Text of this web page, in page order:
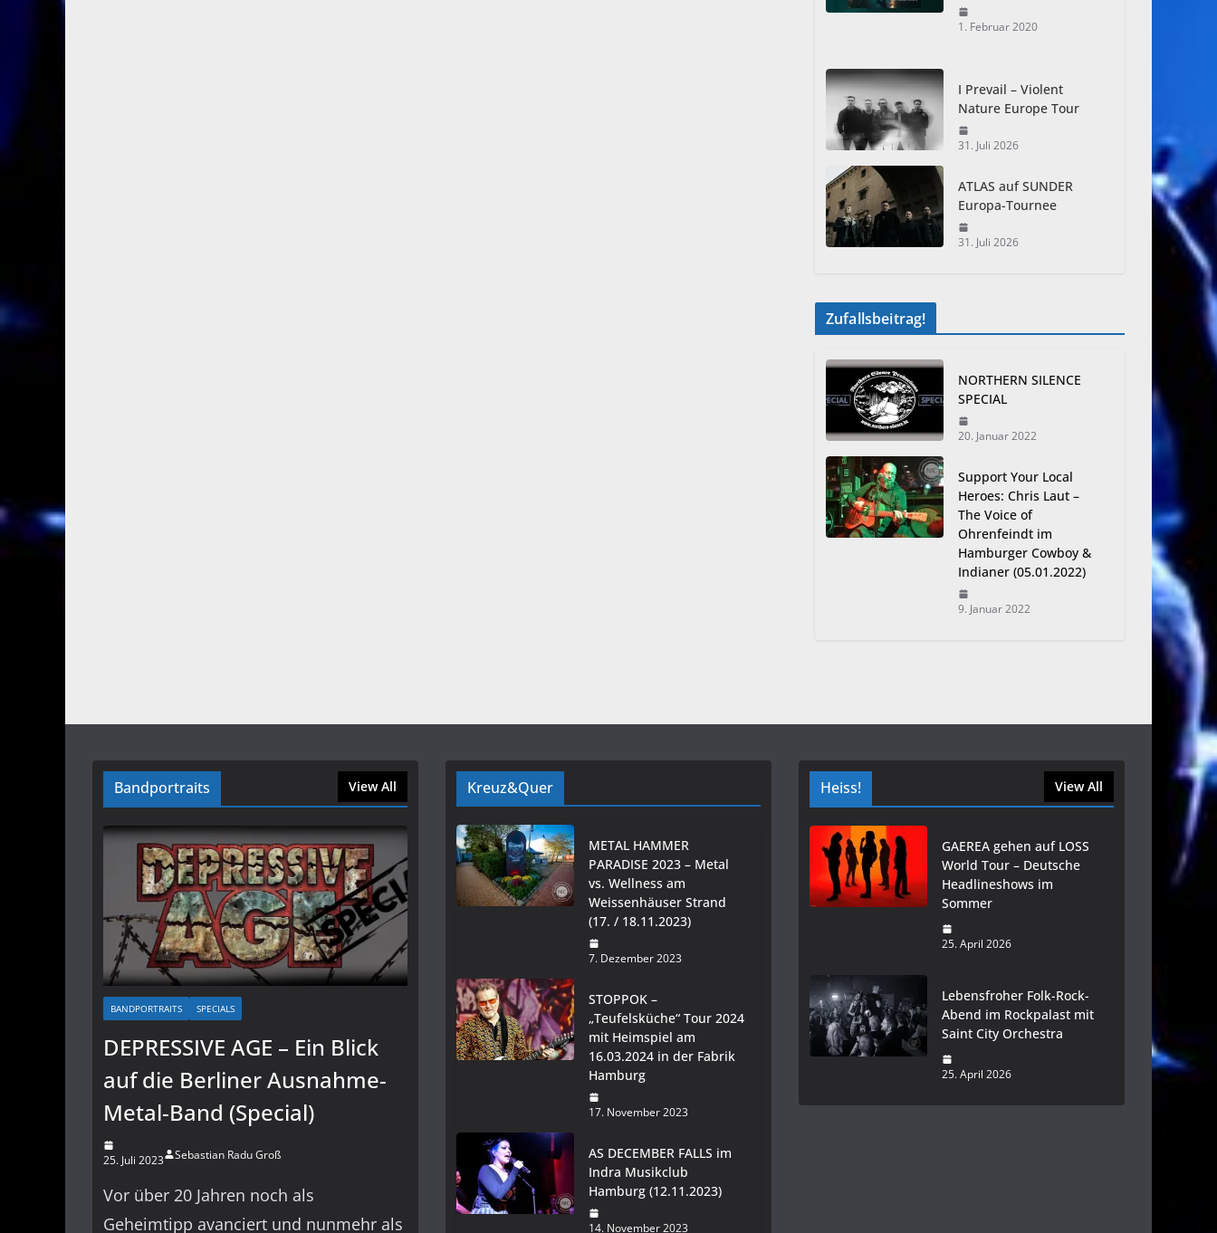
1. Februar 2020
I Prevail – Violent
Nature Europe Tour
31. Juli 2026
ATLAS auf SUNDER
Europa-Tournee
31. Juli 2026
Zufallsbeitrag!
NORTHERN SILENCE
SPECIAL
20. Januar 2022
Support Your Local
Heroes: Chris Laut –
The Voice of
Ohrenfeindt im
Hamburger Cowboy &
Indianer (05.01.2022)
9. Januar 2022
Bandportraits View All
BANDPORTRAITS SPECIALS
DEPRESSIVE AGE – Ein Blick
auf die Berliner Ausnahme-
Metal-Band (Special)
25. Juli 2023 Sebastian Radu Groß
Vor über 20 Jahren noch als
Geheimtipp avanciert und nunmehr als
Kreuz&Quer
METAL HAMMER
PARADISE 2023 – Metal
vs. Wellness am
Weissenhäuser Strand
(17. / 18.11.2023)
7. Dezember 2023
STOPPOK –
„Teufelsküche“ Tour 2024
mit Heimspiel am
16.03.2024 in der Fabrik
Hamburg
17. November 2023
AS DECEMBER FALLS im
Indra Musikclub
Hamburg (12.11.2023)
14. November 2023
Heiss! View All
GAEREA gehen auf LOSS
World Tour – Deutsche
Headlineshows im
Sommer
25. April 2026
Lebensfroher Folk-Rock-
Abend im Rockpalast mit
Saint City Orchestra
25. April 2026